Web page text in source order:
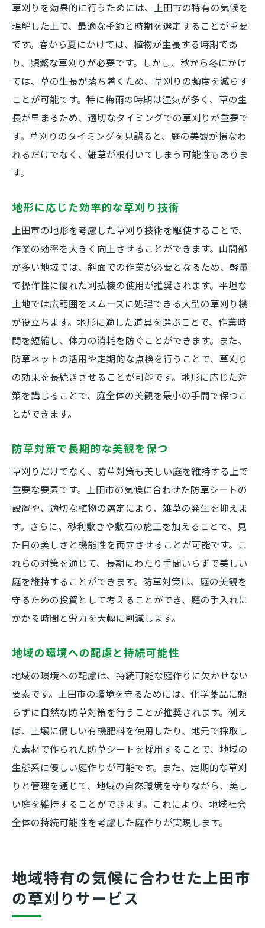
草刈りを効果的に行うためには、上田市の特有の気候を
理解した上で、最適な季節と時期を選定することが重要
です。春から夏にかけては、植物が生長する時期であ
り、頻繁な草刈りが必要です。しかし、秋から冬にかけ
ては、草の生長が落ち着くため、草刈りの頻度を減らす
ことが可能です。特に梅雨の時期は湿気が多く、草の生
長が早まるため、適切なタイミングでの草刈りが重要で
す。草刈りのタイミングを見誤ると、庭の美観が損なわ
れるだけでなく、雑草が根付いてしまう可能性もありま
す。
地形に応じた効率的な草刈り技術
上田市の地形を考慮した草刈り技術を駆使することで、
作業の効率を大きく向上させることができます。山間部
が多い地域では、斜面での作業が必要となるため、軽量
で操作性に優れた刈払機の使用が推奨されます。平坦な
土地では広範囲をスムーズに処理できる大型の草刈り機
が役立ちます。地形に適した道具を選ぶことで、作業時
間を短縮し、体力の消耗を防ぐことができます。また、
防草ネットの活用や定期的な点検を行うことで、草刈り
の効果を長続きさせることが可能です。地形に応じた対
策を講じることで、庭全体の美観を最小の手間で保つこ
とができます。
防草対策で長期的な美観を保つ
草刈りだけでなく、防草対策も美しい庭を維持する上で
重要な要素です。上田市の気候に合わせた防草シートの
設置や、適切な植物の選定により、雑草の発生を抑えま
す。さらに、砂利敷きや敷石の施工を加えることで、見
た目の美しさと機能性を両立させることが可能です。こ
れらの対策を通じて、長期にわたり手間いらずで美しい
庭を維持することができます。防草対策は、庭の美観を
守るための投資として考えることができ、庭の手入れに
かかる時間と労力を大幅に削減します。
地域の環境への配慮と持続可能性
地域の環境への配慮は、持続可能な庭作りに欠かせない
要素です。上田市の環境を守るためには、化学薬品に頼
らずに自然な防草対策を行うことが推奨されます。例え
ば、土壌に優しい有機肥料を使用したり、地元で採取し
た素材で作られた防草シートを採用することで、地域の
生態系に優しい庭作りが可能です。また、定期的な草刈
りと管理を通じて、地域の自然環境を守りながら、美し
い庭を維持することができます。これにより、地域社会
全体の持続可能性を考慮した庭作りが実現します。
地域特有の気候に合わせた上田市
の草刈りサービス